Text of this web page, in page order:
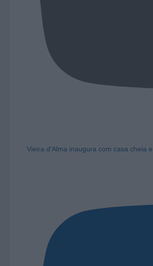
Vieira d'Alma inaugura com casa cheia